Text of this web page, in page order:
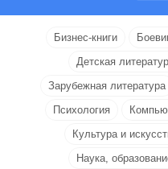
Бизнес-книги
Детская
Зарубежная литература
Психология
Культура и
Наука,